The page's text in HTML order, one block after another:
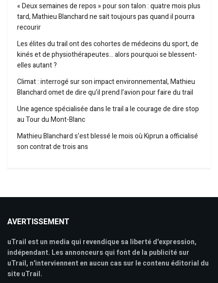
« Deux semaines de repos » pour son talon : quatre mois plus
tard, Mathieu Blanchard ne sait toujours pas quand il pourra
recourir
Les élites du trail ont des cohortes de médecins du sport, de
kinés et de physiothérapeutes… alors pourquoi se blessent-
elles autant ?
Climat : interrogé sur son impact environnemental, Mathieu
Blanchard omet de dire qu’il prend l’avion pour faire du trail
Une agence spécialisée dans le trail a le courage de dire stop
au Tour du Mont-Blanc
Mathieu Blanchard s’est blessé le mois où Kiprun a officialisé
son contrat de trois ans
AVERTISSEMENT
uTrail est un media qui revendique sa liberté d'expression,
indépendant. Les annonceurs qui font de la publicité sur
uTrail, n'interviennent en aucun cas sur le contenu éditorial du
site uTrail.